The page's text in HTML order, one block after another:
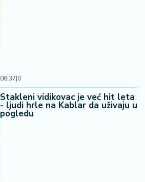
08:37|0
Stakleni vidikovac je već hit leta
- ljudi hrle na Kablar da uživaju u
pogledu